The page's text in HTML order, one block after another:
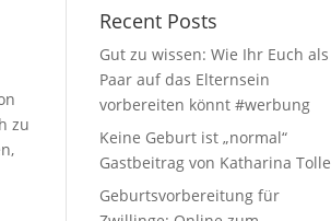
zu
Recent Posts
Gut zu wissen: Wie Ihr Euch als
Paar auf das Elternsein
vorbereiten könnt #werbung
Keine Geburt ist „normal“
Gastbeitrag von Katharina Tolle
Geburtsvorbereitung für